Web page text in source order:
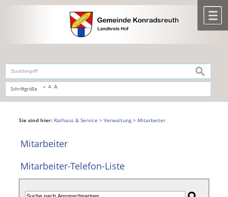
,zur Navigationoderzur Startseitespringen.
Schriftgröße A A A
suchen
Sie sind hier: Rathaus & Service > Verwaltung> Mitarbeiter
Mitarbeiter
Mitarbeiter-Telefon-Liste